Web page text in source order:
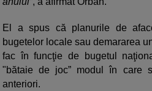
El a spus că planurile de
bugetelor locale sau demararea
fac în funcţie de bugetul
"bătaie de joc” modul în care
anteriori.